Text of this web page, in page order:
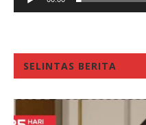
SELINTAS BERITA